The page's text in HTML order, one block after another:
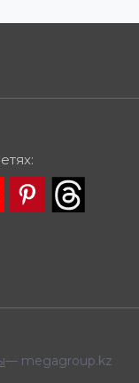
— megagroup.kz